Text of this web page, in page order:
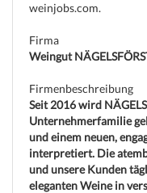
weinjobs.com.
Firma
Weingut
Firmenbeschreibung
Seit 2016 wird
Unternehmerfamilie
und einem neuen,
interpretiert. Die
und unsere Kunden
eleganten Weine in